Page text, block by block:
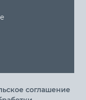
соглашение